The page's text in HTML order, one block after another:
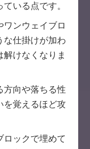
いる点です。
ワンウェイブロ
な仕掛けが加わ
けなくなりま
方向や落ちる性
を覚えるほど攻
ロックで埋めて